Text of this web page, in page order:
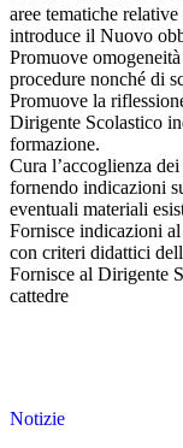
aree tematiche
introduce il Nuovo
Promuove
procedure nonché di
Promuove la
Dirigente Scolastico
formazione.
Cura l’accoglienza
fornendo indicazioni
eventuali materiali
Fornisce indicazioni
con criteri didattici
Fornisce al Dirigente
cattedre
Notizie